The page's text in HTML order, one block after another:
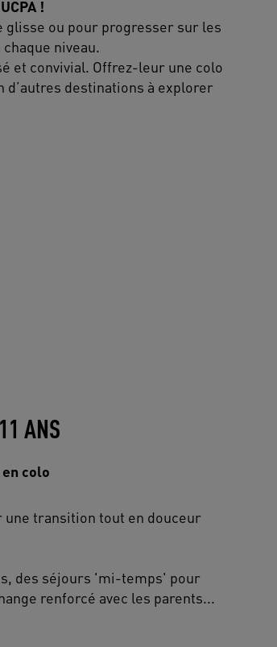
!
glisse ou pour progresser sur les
niveau.
et convivial. Offrez-leur une colo
d’autres destinations à explorer
ANS
colo
une transition tout en douceur
des séjours 'mi-temps' pour
renforcé avec les parents...